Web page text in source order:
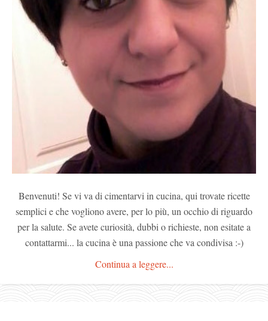
Benvenuti! Se vi va di cimentarvi in cucina, qui trovate ricette
semplici e che vogliono avere, per lo più, un occhio di riguardo
per la salute. Se avete curiosità, dubbi o richieste, non esitate a
contattarmi... la cucina è una passione che va condivisa :-)
Continua a leggere...